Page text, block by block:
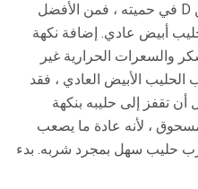
للحصول على الكالسيوم وفيتامين D في حميته ، فمن الأفضل
أبيض عادي. إضافة نكهة
والسعرات الحرارية غير
الأبيض العادي ، فقد
تقفز إلى حليبه بنكهة
مسحوق ، لأنه عادة ما يصعب
حليب سهل بمجرد شربه. بدء